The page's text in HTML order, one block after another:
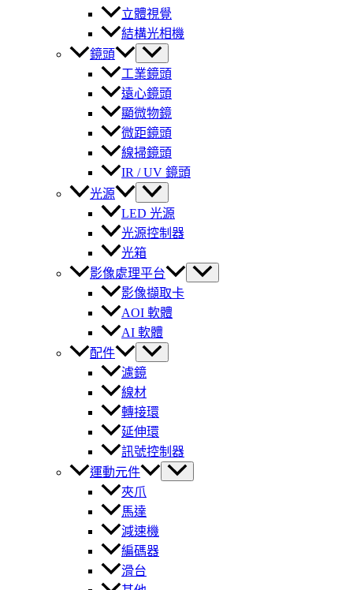
立體視覺
結構光相機
鏡頭
工業鏡頭
遠心鏡頭
顯微物鏡
微距鏡頭
線掃鏡頭
IR / UV 鏡頭
光源
LED 光源
光源控制器
光箱
影像處理平台
影像擷取卡
AOI 軟體
AI 軟體
配件
濾鏡
線材
轉接環
延伸環
訊號控制器
運動元件
夾爪
馬達
減速機
編碼器
滑台